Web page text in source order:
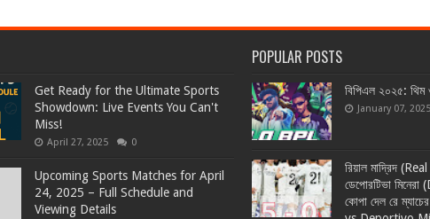
Get Ready for the Ultimate Sports
Showdown: Live Events You Can't
Miss!
April 27, 2025 0
Upcoming Sports Matches for April
24, 2025 – Full Schedule and
Viewing Details
POPULAR POSTS
বিপিএল ২০২৫: থিম
January 07, 2025
রিয়াল মাদ্রিদ
ডেপোরটিভা
কোপা দেল রে